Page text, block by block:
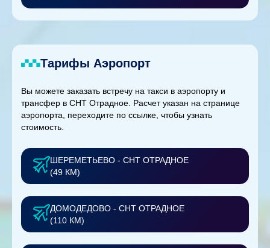
Тарифы Аэропорт
Вы можете заказать встречу на такси в аэропорту и
трансфер в СНТ Отрадное. Расчет указан на странице
аэропорта, переходите по ссылке, чтобы узнать
стоимость.
ШЕРЕМЕТЬЕВО - СНТ ОТРАДНОЕ
(49 КМ)
ДОМОДЕДОВО - СНТ ОТРАДНОЕ
(110 КМ)